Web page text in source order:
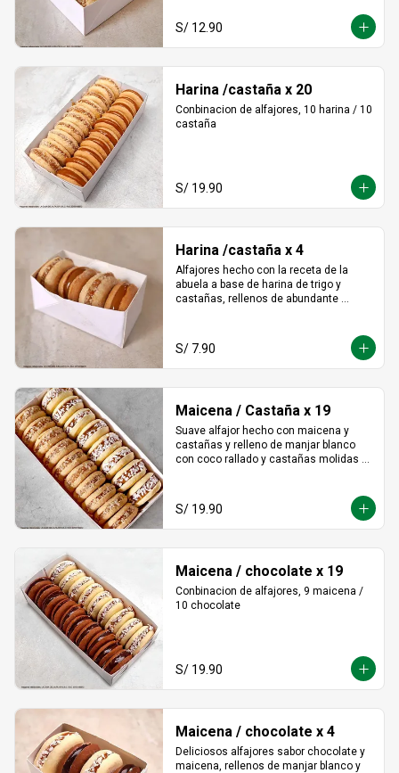
S/ 12.90
Harina /castaña x 20
Conbinacion de alfajores, 10 harina / 10
castaña
S/ 19.90
Harina /castaña x 4
Alfajores hecho con la receta de la
abuela a base de harina de trigo y
castañas, rellenos de abundante
S/ 7.90
Maicena / Castaña x 19
Suave alfajor hecho con maicena y
castañas y relleno de manjar blanco
con coco rallado y castañas molidas
S/ 19.90
Maicena / chocolate x 19
Conbinacion de alfajores, 9 maicena /
10 chocolate
S/ 19.90
Maicena / chocolate x 4
Deliciosos alfajores sabor chocolate y
maicena, rellenos de manjar blanco y